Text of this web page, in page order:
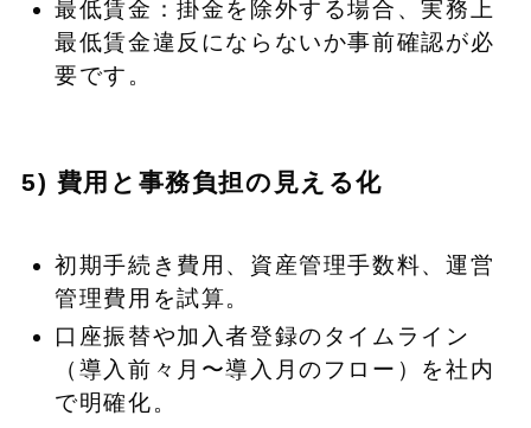
最低賃金：掛金を除外する場合、実務上
最低賃金違反にならないか事前確認が必
要です。
5) 費用と事務負担の見える化
初期手続き費用、資産管理手数料、運営
管理費用を試算。
口座振替や加入者登録のタイムライン
（導入前々月〜導入月のフロー）を社内
で明確化。